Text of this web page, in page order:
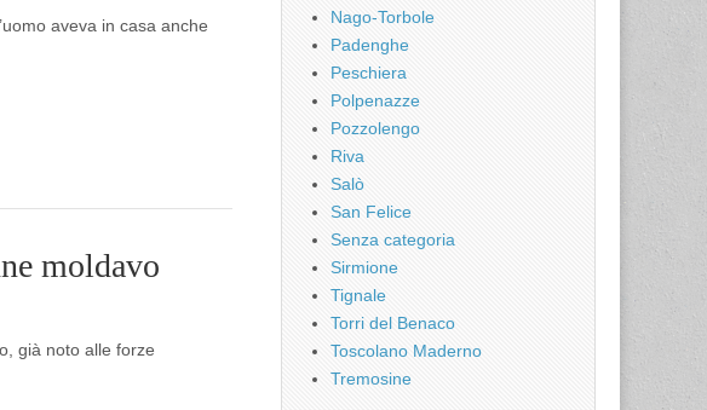
aveva in casa anche
moldavo
già noto alle forze
Nago-Torbole
Padenghe
Peschiera
Polpenazze
Pozzolengo
Riva
Salò
San Felice
Senza categoria
Sirmione
Tignale
Torri del Benaco
Toscolano Maderno
Tremosine